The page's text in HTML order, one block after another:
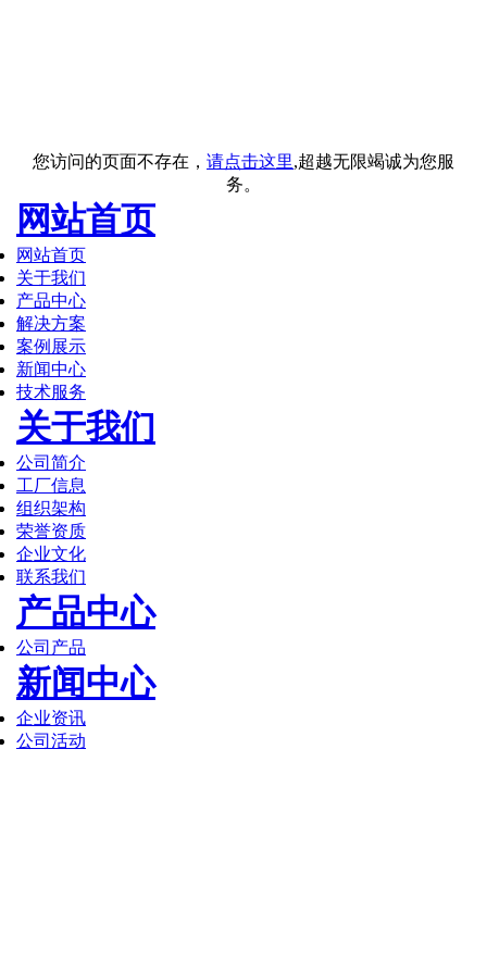
您访问的页面不存在， 请点击这里,超越无限竭诚为您服
务。
网站首页
网站首页
关于我们
产品中心
解决方案
案例展示
新闻中心
技术服务
关于我们
公司简介
工厂信息
组织架构
荣誉资质
企业文化
联系我们
产品中心
公司产品
新闻中心
企业资讯
公司活动